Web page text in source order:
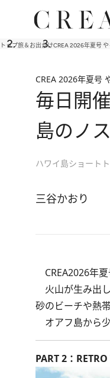
トップ旅＆お出かけCREA 2026年夏号
CREA 2026年夏号
毎日開
島のノ
ハワイ島ショート
三谷かおり
CREA2026年
火山が生み出
砂のビーチや熱
オアフ島から
PART 2：